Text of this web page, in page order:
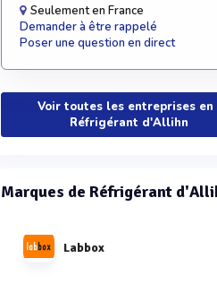
Seulement en France
Demander à être rappelé
Poser une question en direct
Voir toutes les entreprises en
Réfrigérant d'Allihn
Marques de Réfrigérant
Labbox